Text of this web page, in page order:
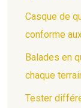
Casque de
conforme
Balades en
chaque
Tester